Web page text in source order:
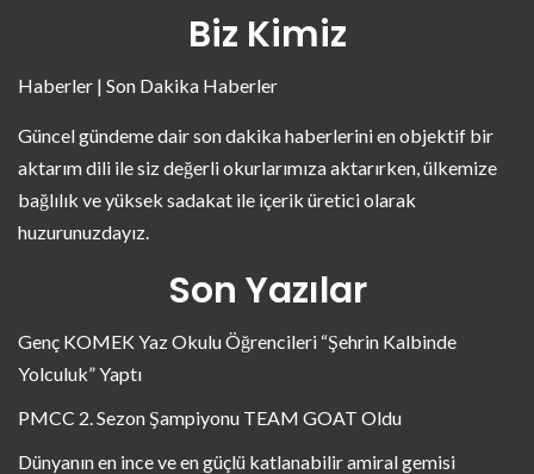
Biz Kimiz
Haberler | Son Dakika Haberler
Güncel gündeme dair son dakika haberlerini en objektif bir
aktarım dili ile siz değerli okurlarımıza aktarırken, ülkemize
bağlılık ve yüksek sadakat ile içerik üretici olarak
huzurunuzdayız.
Son Yazılar
Genç KOMEK Yaz Okulu Öğrencileri “Şehrin Kalbinde
Yolculuk” Yaptı
PMCC 2. Sezon Şampiyonu TEAM GOAT Oldu
Dünyanın en ince ve en güçlü katlanabilir amiral gemisi